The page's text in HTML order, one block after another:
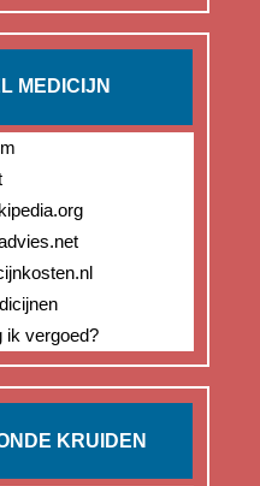
MEDICIJN
ik vergoed?
KRUIDEN